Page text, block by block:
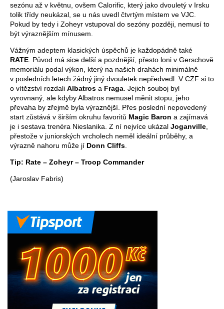
sezónu až v květnu, ovšem Calorific, který jako dvouletý v Irsku
tolik třídy neukázal, se u nás uvedl čtvrtým místem ve VJC.
Pokud by tedy i Zoheyr vstupoval do sezóny později, nemusí to
být výraznějším mínusem.
Vážným adeptem klasických úspěchů je každopádně také
RATE . Původ má sice delší a pozdnější, přesto loni v Gerschově
memoriálu podal výkon, který na našich drahách minimálně
v posledních letech žádný jiný dvouletek nepředvedl. V CZF si to
o vítězství rozdali Albatros a Fraga . Jejich souboj byl
vyrovnaný, ale kdyby Albatros nemusel měnit stopu, jeho
převaha by zřejmě byla výraznější. Přes poslední nepovedený
start zůstává v širším okruhu favoritů Magic Baron a zajímavá
je i sestava trenéra Nieslanika. Z ní nejvíce ukázal Joganville
přestože v juniorských vrcholech neměl ideální průběhy, a
výrazně nahoru může jí Donn Cliffs
Tip: Rate – Zoheyr – Troop Commander
(Jaroslav Fabris)